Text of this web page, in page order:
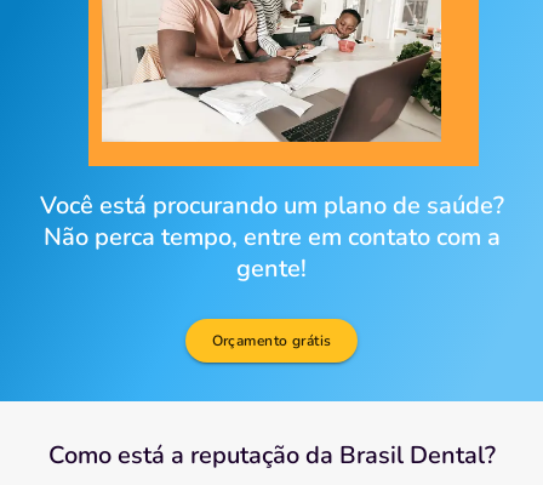
Você está procurando um plano de saúde?
Não perca tempo, entre em contato com a
gente!
Orçamento grátis
Como está a reputação da Brasil Dental?